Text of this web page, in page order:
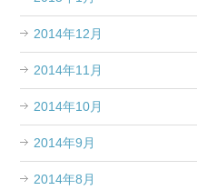
2014年12月
2014年11月
2014年10月
2014年9月
2014年8月